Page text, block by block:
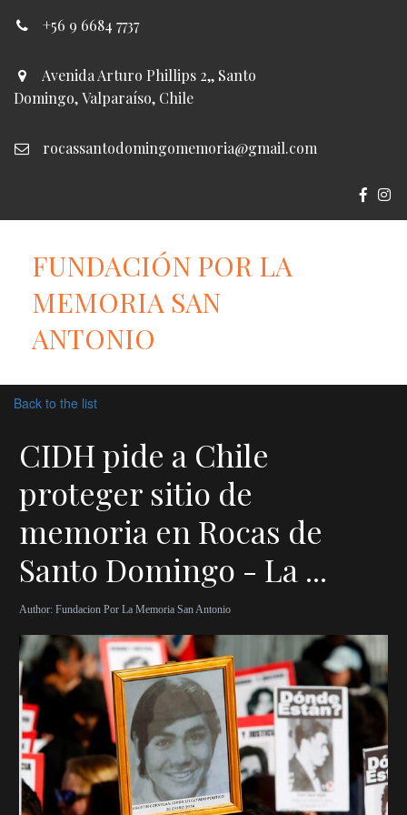
+56 9 6684 7737
Avenida Arturo Phillips 2,, Santo
Domingo,Valparaíso, Chile
rocassantodomingomemoria@gmail.com
FUNDACIÓN POR LA
MEMORIA SAN
ANTONIO
Back to the list
CIDH pide a Chile
proteger sitio de
memoria en Rocas de
Santo Domingo - La ...
Author: Fundacion Por La Memoria San Antonio